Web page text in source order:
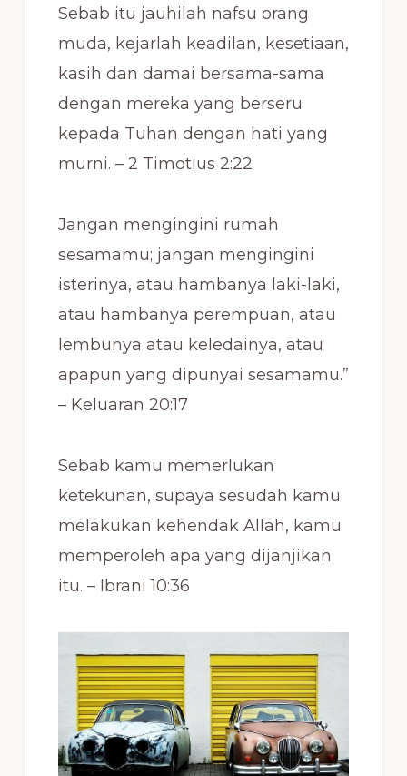
Sebab itu jauhilah nafsu orang
muda, kejarlah keadilan, kesetiaan,
kasih dan damai bersama-sama
dengan mereka yang berseru
kepada Tuhan dengan hati yang
murni. – 2 Timotius 2:22
Jangan mengingini rumah
sesamamu; jangan mengingini
isterinya, atau hambanya laki-laki,
atau hambanya perempuan, atau
lembunya atau keledainya, atau
apapun yang dipunyai sesamamu.”
– Keluaran 20:17
Sebab kamu memerlukan
ketekunan, supaya sesudah kamu
melakukan kehendak Allah, kamu
memperoleh apa yang dijanjikan
itu. – Ibrani 10:36